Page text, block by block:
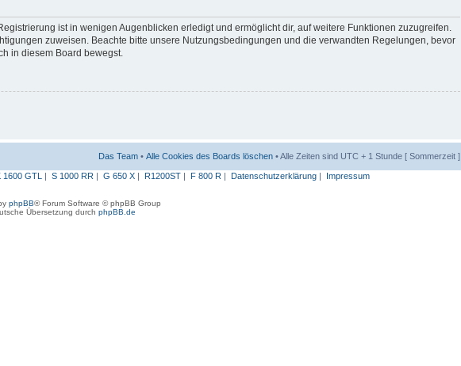
ist in wenigen Augenblicken erledigt und ermöglicht dir, auf weitere Funktionen zuzugreifen.
zuweisen. Beachte bitte unsere Nutzungsbedingungen und die verwandten Regelungen, bevor
in diesem Board bewegst.
Das Team • Alle Cookies des Boards löschen • Alle Zeiten sind UTC + 1 Stunde [ Sommerzeit ]
1600 GTL | S 1000 RR | G 650 X| R1200ST| F 800 R | Datenschutzerklärung| Impressum
phpBB® Forum Software © phpBB Group
Übersetzung durch phpBB.de